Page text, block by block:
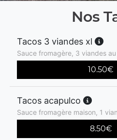
Nos
Tacos 3 viandes xl
Sauce fromagère, 3 viandes
10.50€
Tacos acapulco
Sauce fromagère maison, 1
8.50€